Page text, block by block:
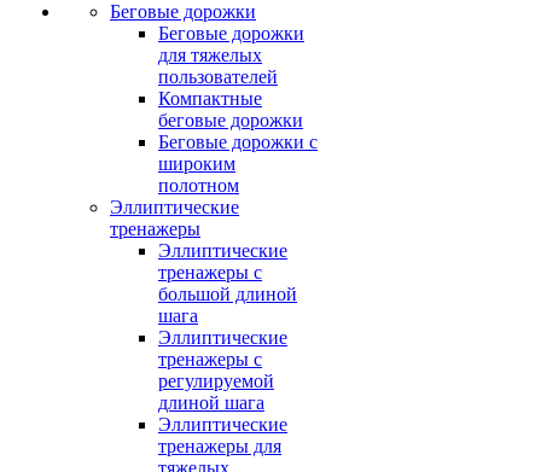
Беговые дорожки
Беговые дорожки
для тяжелых
пользователей
Компактные
беговые дорожки
Беговые дорожки с
широким
полотном
Эллиптические
тренажеры
Эллиптические
тренажеры с
большой длиной
шага
Эллиптические
тренажеры с
регулируемой
длиной шага
Эллиптические
тренажеры для
тяжелых